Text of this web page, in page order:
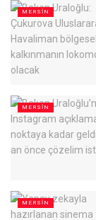
MERSIN
MERSIN
MERSIN